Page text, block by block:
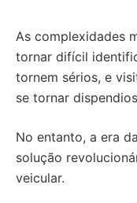
As complexidades
tornar difícil
tornem sérios, e
se tornar
No entanto, a era
solução
veicular.